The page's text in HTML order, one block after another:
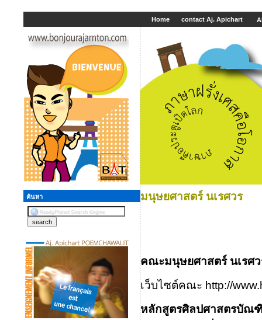
Home contact Aj. Apichart
ค้นหา มนุษยศาสตร์ นเรศวร
คณะมนุษยศาสตร์ นเรศ
เว็บไซต์คณะ http://
หลักสูตรศิลปศาสตรบัณฑิ